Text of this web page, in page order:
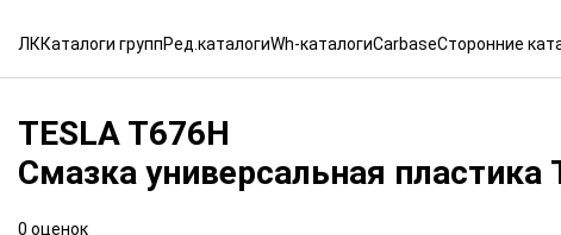
ЛККаталоги группРед.каталогиWh-каталогиCarbaseСторонние
TESLA T676H
Смазка универсальная
0 оценок